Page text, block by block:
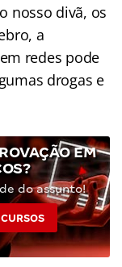
nosso divã, os
a
redes pode
drogas e
EM
do assunto!